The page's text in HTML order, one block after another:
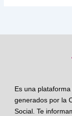
Es una
generados por la
Social. Te